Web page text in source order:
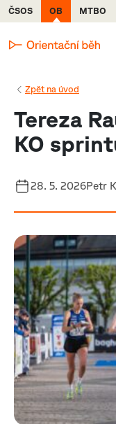
ČSOS OB MTBO
Zpět na úvod
Tereza
KO
28. 5. 2026Petr